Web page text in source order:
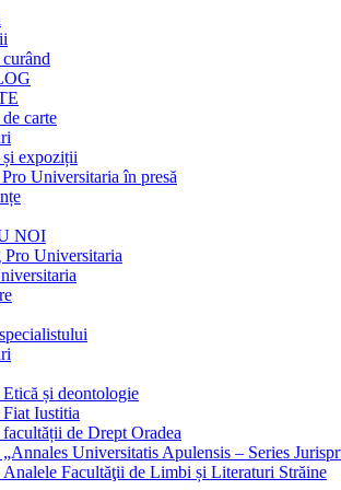
carte
expoziții
Universitaria în presă
NOI
Pro Universitaria
și deontologie
Iustitia
de Drept Oradea
Universitatis Apulensis – Series
Analele Facultăţii de Limbi și Literaturi Străine